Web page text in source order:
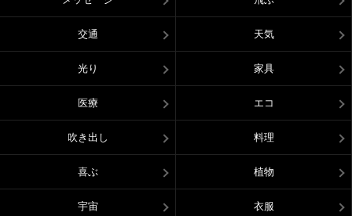
交通 天気
光り 家具
医療 エコ
吹き出し 料理
喜ぶ 植物
宇宙 衣服